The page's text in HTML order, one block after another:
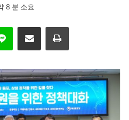
8 분 소요
Line 이메일 인쇄